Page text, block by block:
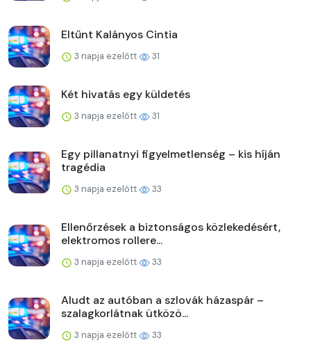
Eltűnt Kalányos Cintia
3 napja ezelőtt 31
Két hivatás egy küldetés
3 napja ezelőtt 31
Egy pillanatnyi figyelmetlenség – kis híján
tragédia
3 napja ezelőtt 33
Ellenőrzések a biztonságos közlekedésért,
elektromos rollere...
3 napja ezelőtt 33
Aludt az autóban a szlovák házaspár –
szalagkorlátnak ütközö...
3 napja ezelőtt 33